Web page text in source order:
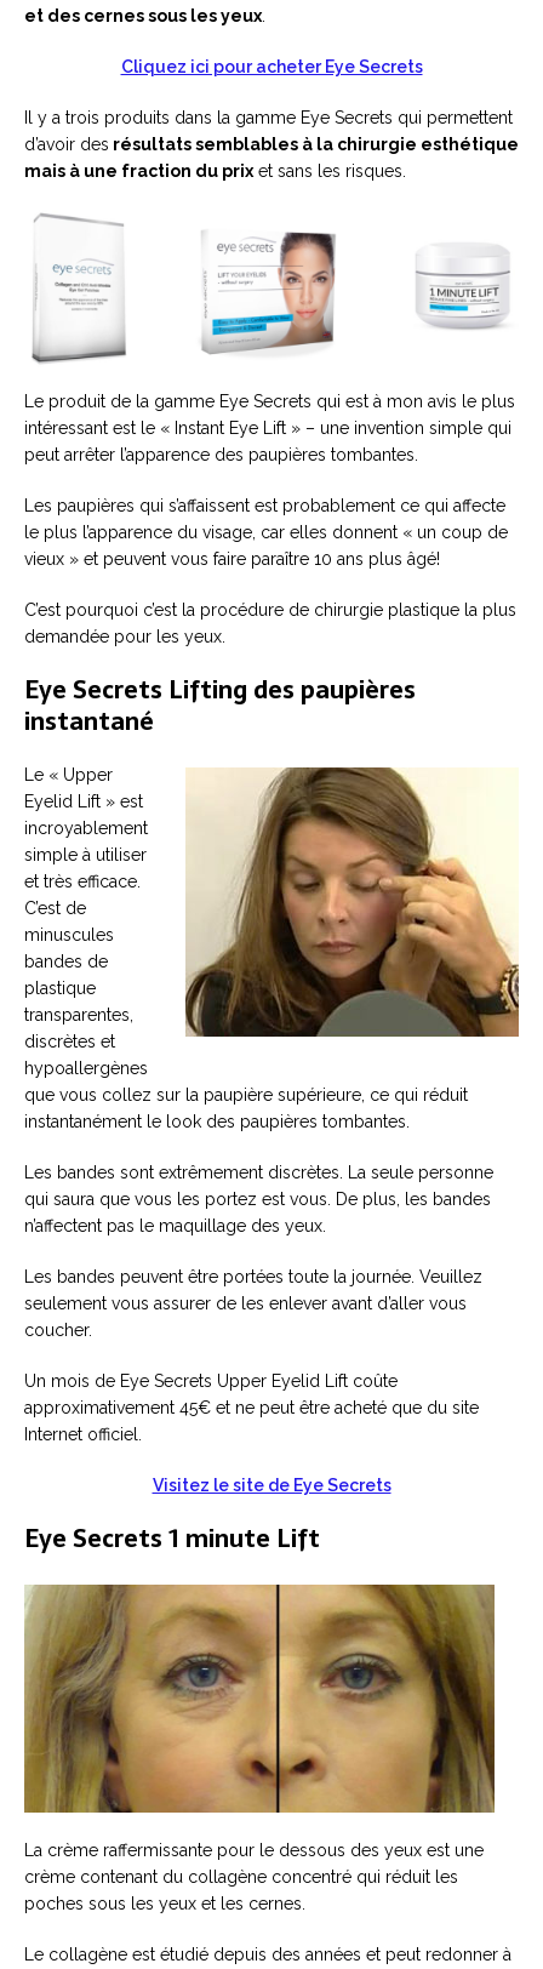
et des cernes sous les yeux
Cliquez ici pour acheter Eye Secrets
Il y a trois produits dans la gamme Eye Secrets qui permettent
d’avoir des résultats semblables à la chirurgie esthétique
mais à une fraction du prix et sans les risques.
Le produit de la gamme Eye Secrets qui est à mon avis le plus
intéressant est le « Instant Eye Lift » – une invention simple qui
peut arrêter l’apparence des paupières tombantes.
Les paupières qui s’affaissent est probablement ce qui affecte
le plus l’apparence du visage, car elles donnent « un coup de
vieux » et peuvent vous faire paraître 10 ans plus âgé!
C’est pourquoi c’est la procédure de chirurgie plastique la plus
demandée pour les yeux.
Eye Secrets Lifting des paupières
instantané
Le « Upper
Eyelid Lift » est
incroyablement
simple à utiliser
et très efficace.
C’est de
minuscules
bandes de
plastique
transparentes,
discrètes et
hypoallergènes
que vous collez sur la paupière supérieure, ce qui réduit
instantanément le look des paupières tombantes.
Les bandes sont extrêmement discrètes. La seule personne
qui saura que vous les portez est vous. De plus, les bandes
n’affectent pas le maquillage des yeux.
Les bandes peuvent être portées toute la journée. Veuillez
seulement vous assurer de les enlever avant d’aller vous
coucher.
Un mois de Eye Secrets Upper Eyelid Lift coûte
approximativement 45€ et ne peut être acheté que du site
Internet officiel.
Visitez le site de Eye Secrets
Eye Secrets 1 minute Lift
La crème raffermissante pour le dessous des yeux est une
crème contenant du collagène concentré qui réduit les
poches sous les yeux et les cernes.
Le collagène est étudié depuis des années et peut redonner à